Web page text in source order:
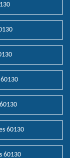
60130
60130